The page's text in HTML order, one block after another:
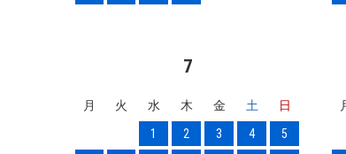
7
月 火 水 木 金 土
日
1
2 3 4
5